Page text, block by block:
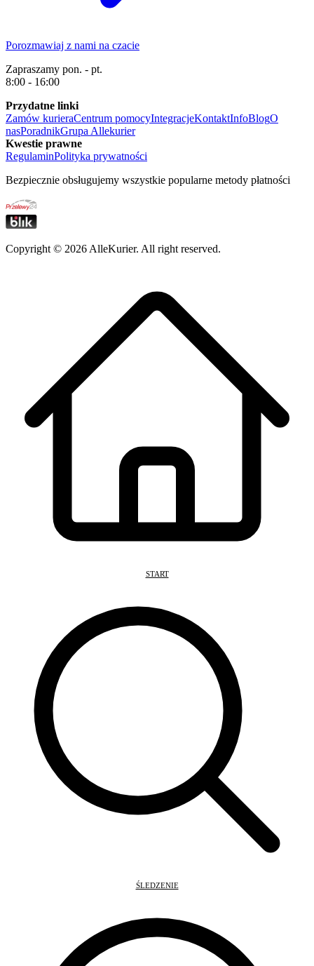
Porozmawiaj z nami na czacie
Zapraszamy pon. - pt.
8:00 - 16:00
Przydatne linki
Zamów kurieraCentrum pomocyIntegracjeKontaktInfoBlogO
nasPoradnikGrupa Allekurier
Kwestie prawne
RegulaminPolityka prywatności
Bezpiecznie obsługujemy wszystkie popularne metody płatności
Copyright © 2026 AlleKurier. All right reserved.
START
ŚLEDZENIE